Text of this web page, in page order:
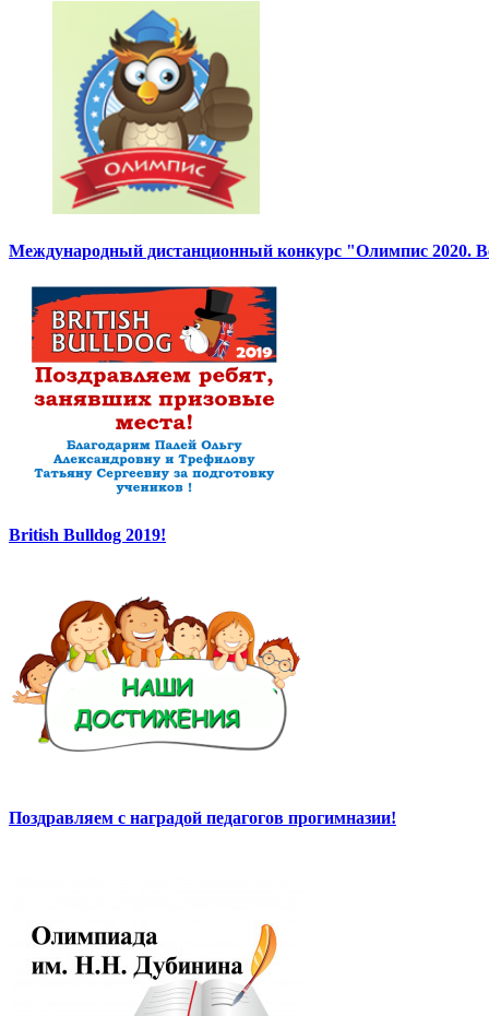
Международный дистанционный конкурс "Олимпис 2020.
British Bulldog 2019!
Поздравляем с наградой педагогов прогимназии!